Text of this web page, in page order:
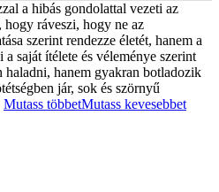
a hibás gondolattal vezeti az
hogy ráveszi, hogy ne az
szerint rendezze életét, hanem a
saját ítélete és véleménye szerint
haladni, hanem gyakran botladozik
jár, sok és szörnyű
Mutass többetMutass kevesebbet